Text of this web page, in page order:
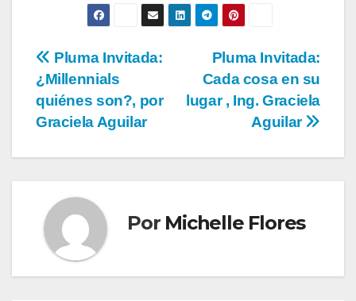
Pluma Invitada:
Cada cosa en su
lugar , Ing. Graciela
Aguilar
Pluma Invitada:
¿Millennials
quiénes son?, por
Graciela Aguilar
Por Michelle Flores